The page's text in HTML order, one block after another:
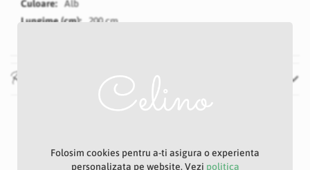
Alb
200 cm
Recenzii
Folosim cookies pentru a-ti asigura o experienta
personalizata pe website. Vezi politica